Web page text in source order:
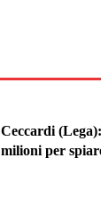
Ceccardi
milioni per